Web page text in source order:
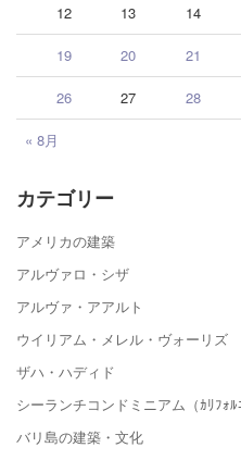
« 8月
12 13 14
19 20 21
26 27 28
カテゴリー
アメリカの建築
アルヴァロ・シザ
アルヴァ・アアルト
ウイリアム・メレル・ヴォーリズ
ザハ・ハディド
シーランチコンドミニアム（ｶﾘﾌｫ
バリ島の建築・文化